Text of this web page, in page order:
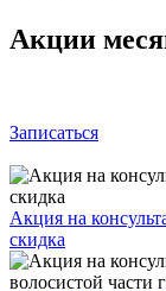
Акции
Записаться
Акция на
скидка